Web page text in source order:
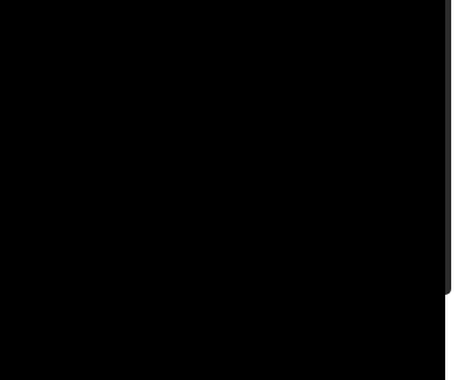
клипы 50 Cent